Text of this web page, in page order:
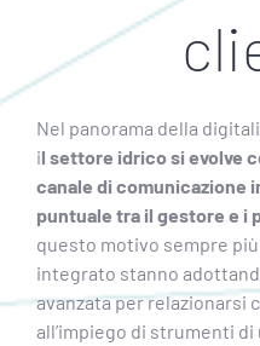
Nel panorama della
il settore idrico si evolve
canale di comunicazione
puntuale tra il gestore e i
questo motivo sempre
integrato stanno
avanzata per relazionarsi
all’impiego di strumenti